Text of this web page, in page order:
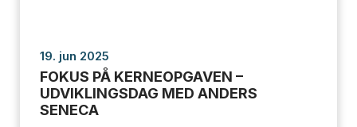
19. jun 2025
FOKUS PÅ KERNEOPGAVEN –
UDVIKLINGSDAG MED ANDERS
SENECA